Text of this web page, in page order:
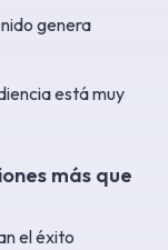
genera
está muy
más que
el éxito